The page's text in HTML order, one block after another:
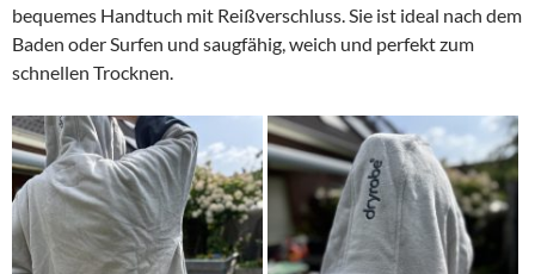
bequemes Handtuch mit Reißverschluss. Sie ist ideal nach dem
Baden oder Surfen und saugfähig, weich und perfekt zum
schnellen Trocknen.